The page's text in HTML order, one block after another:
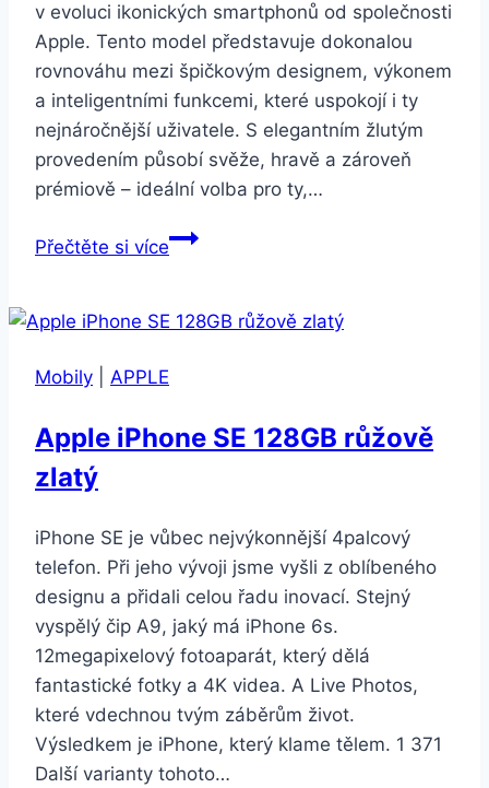
v evoluci ikonických smartphonů od společnosti
Apple. Tento model představuje dokonalou
rovnováhu mezi špičkovým designem, výkonem
a inteligentními funkcemi, které uspokojí i ty
nejnáročnější uživatele. S elegantním žlutým
provedením působí svěže, hravě a zároveň
prémiově – ideální volba pro ty,…
Přečtěte si víceApple
128GB
Mobily
APPLE
Apple iPhone SE 128GB růžově
zlatý
iPhone SE je vůbec nejvýkonnější 4palcový
telefon. Při jeho vývoji jsme vyšli z oblíbeného
designu a přidali celou řadu inovací. Stejný
vyspělý čip A9, jaký má iPhone 6s.
12megapixelový fotoaparát, který dělá
fantastické fotky a 4K videa. A Live Photos,
které vdechnou tvým záběrům život.
Výsledkem je iPhone, který klame tělem. 1 371
Další varianty tohoto…